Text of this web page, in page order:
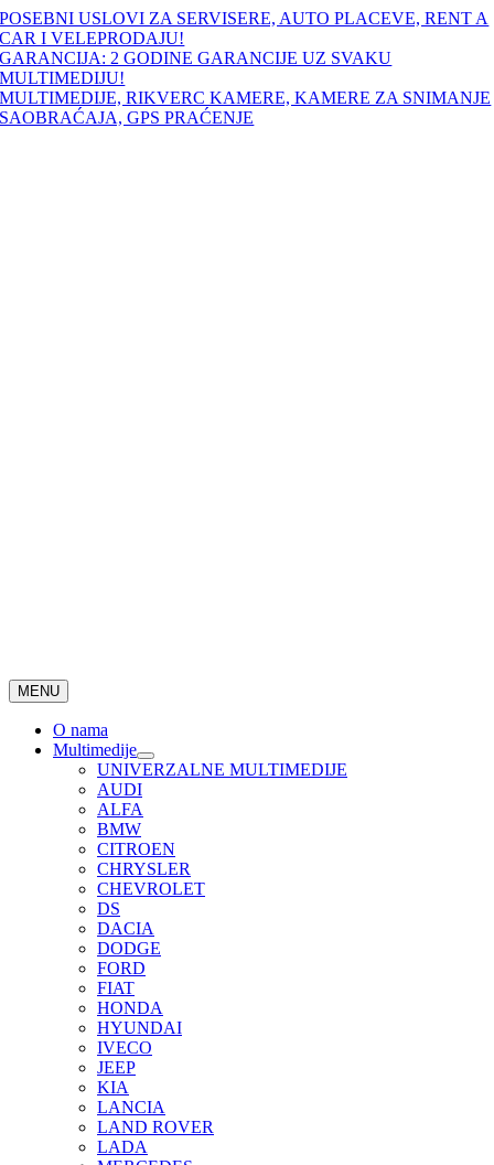
Skip
to
content
POSEBNI USLOVI ZA SERVISERE, AUTO PLACEVE, RENT A
CAR I VELEPRODAJU!
GARANCIJA: 2 GODINE GARANCIJE UZ SVAKU
MULTIMEDIJU!
MULTIMEDIJE, RIKVERC KAMERE, KAMERE ZA SNIMANJE
SAOBRAĆAJA, GPS PRAĆENJE
MENU
O nama
Multimedije
UNIVERZALNE MULTIMEDIJE
AUDI
ALFA
BMW
CITROEN
CHRYSLER
CHEVROLET
DS
DACIA
DODGE
FORD
FIAT
HONDA
HYUNDAI
IVECO
JEEP
KIA
LANCIA
LAND ROVER
LADA